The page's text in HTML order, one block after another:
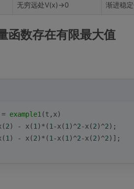
无穷远处V(x)→0 渐进稳
函数存在有限最大值
= example1 (t,x)
2) - x(1 )*(1 -x(1 )^2-x(2)^2);
1 ) - x(2)*(1 -x(1 )^2-x(2)^2)];